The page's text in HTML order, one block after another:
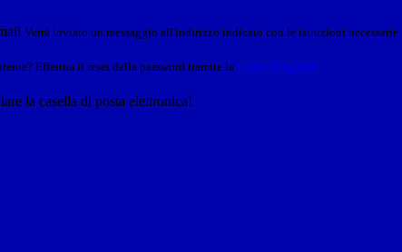
Verrà inviato un messaggio all'indirizzo indicato con le istruzioni necessarie.
Effettua il reset della password tramite la Login Spaggiari
la casella di posta elettronica!